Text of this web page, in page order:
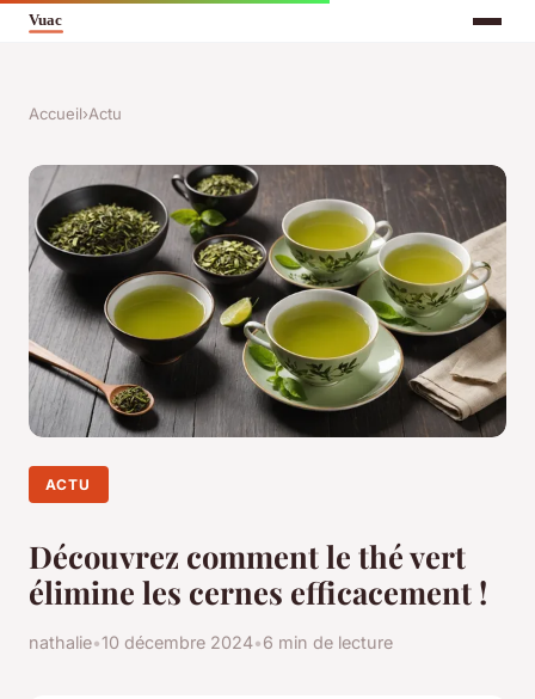
Accueil›Actu
ACTU
Découvrez comment le thé vert
élimine les cernes efficacement !
nathalie•10 décembre 2024•6 min de lecture